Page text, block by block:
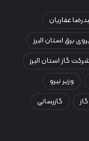
غفاریان
برق استان البرز
گاز استان البرز
وزیر نیرو
گاز گازرسانی